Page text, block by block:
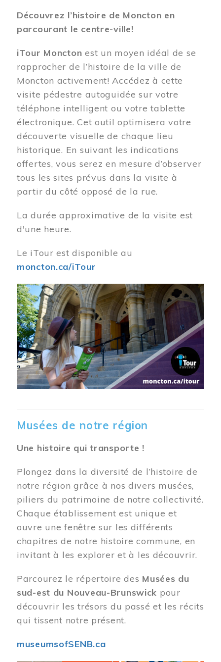
Découvrez l’histoire de Moncton en
parcourant le centre-ville!
iTour Moncton est un moyen idéal de se
rapprocher de l’histoire de la ville de
Moncton activement! Accédez à cette
visite pédestre autoguidée sur votre
téléphone intelligent ou votre tablette
électronique. Cet outil optimisera votre
découverte visuelle de chaque lieu
historique. En suivant les indications
offertes, vous serez en mesure d’observer
tous les sites prévus dans la visite à
partir du côté opposé de la rue.
La durée approximative de la visite est
d'une heure.
Le iTour est disponible au
moncton.ca/iTour
Musées de notre région
Une histoire qui transporte !
Plongez dans la diversité de l’histoire de
notre région grâce à nos divers musées,
piliers du patrimoine de notre collectivité.
Chaque établissement est unique et
ouvre une fenêtre sur les différents
chapitres de notre histoire commune, en
invitant à les explorer et à les découvrir.
Parcourez le répertoire des Musées du
sud-est du Nouveau-Brunswick pour
découvrir les trésors du passé et les récits
qui tissent notre présent.
museumsofSENB.ca